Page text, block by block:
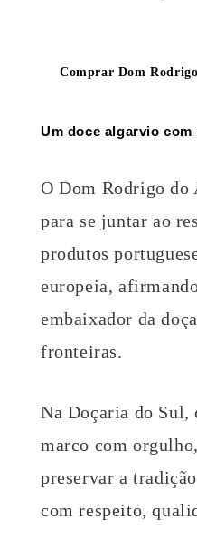
Comprar Dom Rodrigo
Um doce algarvio
O Dom Rodrigo do
para se juntar ao
produtos
europeia,
embaixador da
fronteiras.
Na Doçaria do Sul,
marco com
preservar a
com respeito,